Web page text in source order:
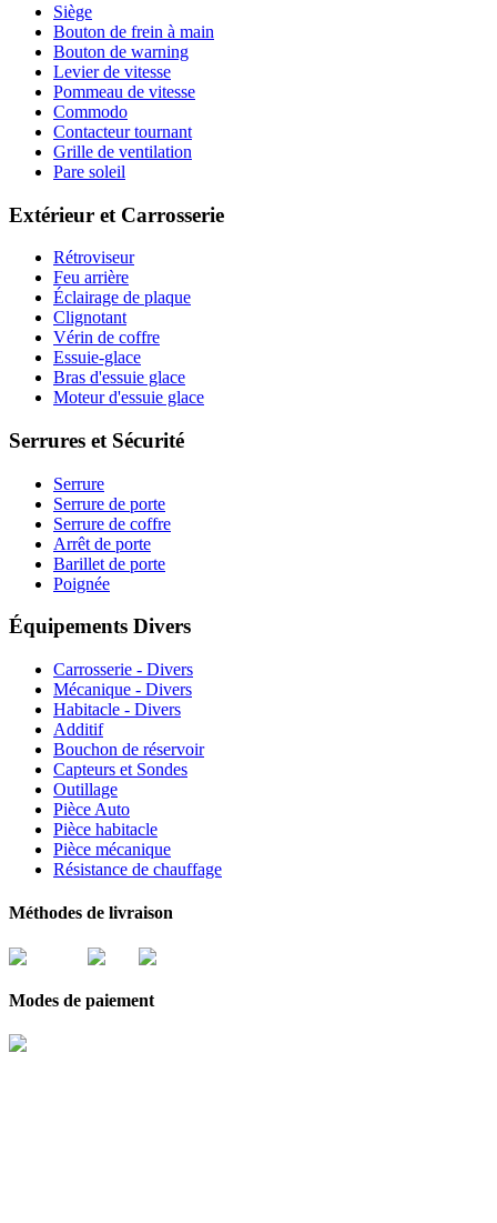
Siège
Bouton de frein à main
Bouton de warning
Levier de vitesse
Pommeau de vitesse
Commodo
Contacteur tournant
Grille de ventilation
Pare soleil
Extérieur et Carrosserie
Rétroviseur
Feu arrière
Éclairage de plaque
Clignotant
Vérin de coffre
Essuie-glace
Bras d'essuie glace
Moteur d'essuie glace
Serrures et Sécurité
Serrure
Serrure de porte
Serrure de coffre
Arrêt de porte
Barillet de porte
Poignée
Équipements Divers
Carrosserie - Divers
Mécanique - Divers
Habitacle - Divers
Additif
Bouchon de réservoir
Capteurs et Sondes
Outillage
Pièce Auto
Pièce habitacle
Pièce mécanique
Résistance de chauffage
Méthodes de livraison
Modes de paiement